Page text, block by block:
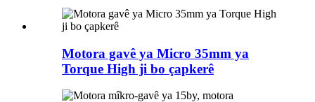
Motora gavê ya Micro 35mm ya
Torque High ji bo çapkerê